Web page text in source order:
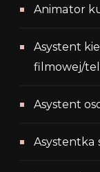
Animator
Asystent
filmowej/
Asystent
Asystentka